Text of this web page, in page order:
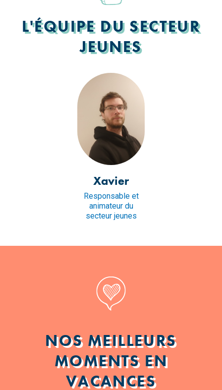
L'ÉQUIPE DU SECTEUR
JEUNES
Xavier
Responsable et
animateur du
secteur jeunes
NOS MEILLEURS
MOMENTS EN
VACANCES